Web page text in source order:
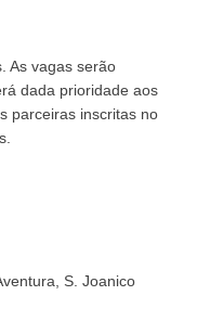
As vagas serão
dada prioridade aos
parceiras inscritas no
S. Joanico